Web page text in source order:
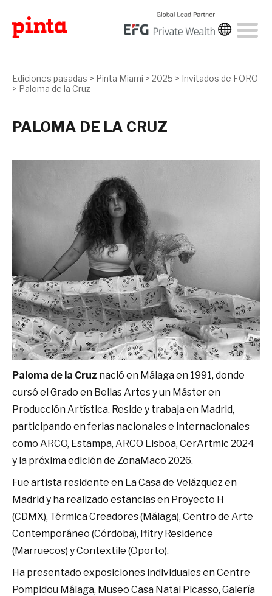
Ediciones pasadas > Pinta Miami > 2025 > Invitados de FORO
> Paloma de la Cruz
PALOMA DE LA CRUZ
Paloma de la Cruz nació en Málaga en 1991, donde
cursó el Grado en Bellas Artes y un Máster en
Producción Artística. Reside y trabaja en Madrid,
participando en ferias nacionales e internacionales
como ARCO, Estampa, ARCO Lisboa, CerArtmic 2024
y la próxima edición de ZonaMaco 2026.
Fue artista residente en La Casa de Velázquez en
Madrid y ha realizado estancias en Proyecto H
(CDMX), Térmica Creadores (Málaga), Centro de Arte
Contemporáneo (Córdoba), Ifitry Residence
(Marruecos) y Contextile (Oporto).
Ha presentado exposiciones individuales en Centre
Pompidou Málaga, Museo Casa Natal Picasso, Galería